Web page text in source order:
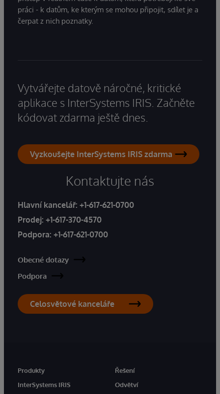
práci - k datům, ke kterým se mohou připojit, sdílet je a
čerpat z nich poznatky.
Vytvářejte datově náročné, kritické
aplikace s InterSystems IRIS. Začněte
kódovat zdarma ještě dnes.
Vyzkoušejte InterSystems IRIS zdarma
Kontaktujte nás
Hlavní kancelář: +1-617-621-0700
Prodej: +1-617-370-4570
Podpora: +1-617-621-0700
Obecné dotazy
Podpora
Celosvětové kanceláře
Produkty
InterSystems IRIS
Řešení
Odvětví